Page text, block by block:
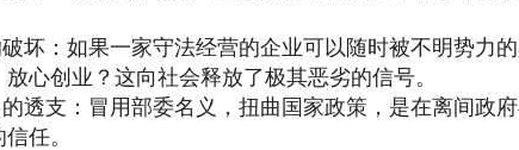
坏：如果一家守法经营的企业可以随时被不明势力
心创业？这向社会释放了极其恶劣的信号。
透支：冒用部委名义，扭曲国家政策，是在离间政
任。